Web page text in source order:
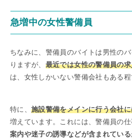
急増中の女性警備員
ちなみに、警備員のバイトは男性の
りますが、 最近では女性の警備員の
は、女性しかいない警備会社もある程
特に、施設警備をメインに行う会社
増えています。これには、警備員の
案内や迷子の誘導などが含まれている